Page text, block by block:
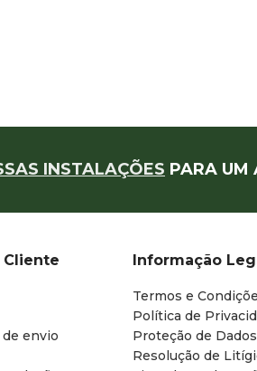
INSTALAÇÕES PARA UM
Cliente
envio
Informação
Termos e
Política de
Proteção de Dados
Resolução de